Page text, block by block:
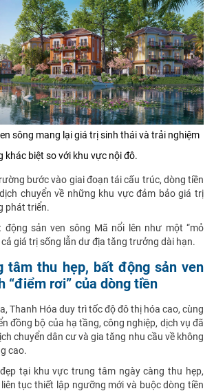
sông mang lại giá trị sinh thái và trải nghiệm
khác biệt so với khu vực nội đô.
bước vào giai đoạn tái cấu trúc, dòng tiền
chuyển về những khu vực đảm bảo giá trị
phát triển.
động sản ven sông Mã nổi lên như một “mỏ
giá trị sống lẫn dư địa tăng trưởng dài hạn.
tâm thu hẹp, bất động sản ven
“điểm rơi” của dòng tiền
Thanh Hóa duy trì tốc độ đô thị hóa cao, cùng
đồng bộ của hạ tầng, công nghiệp, dịch vụ đã
chuyển dân cư và gia tăng nhu cầu về không
cao.
tại khu vực trung tâm ngày càng thu hẹp,
tục thiết lập ngưỡng mới và buộc dòng tiền